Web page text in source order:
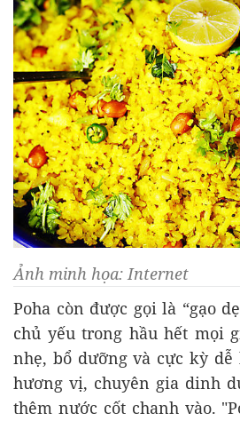
Ảnh minh họa: Internet
Poha còn được gọi là “gạo
chủ yếu trong hầu hết mọi
nhẹ, bổ dưỡng và cực kỳ
hương vị, chuyên gia dinh
thêm nước cốt chanh vào.